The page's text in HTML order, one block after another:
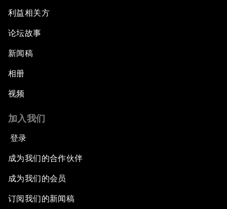
利益相关方
论坛故事
新闻稿
相册
视频
加入我们
登录
成为我们的合作伙伴
成为我们的会员
订阅我们的新闻稿